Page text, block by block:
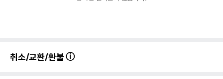
취소/교환/환불